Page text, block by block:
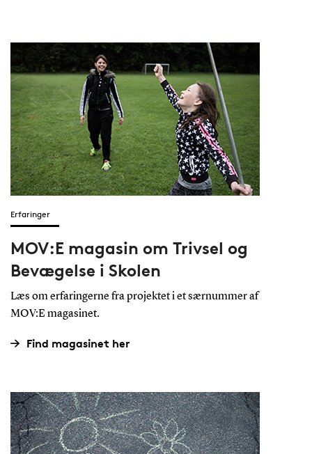
Erfaringer
MOV:E magasin om Trivsel og
Bevægelse i Skolen
Læs om erfaringerne fra projektet i et særnummer af
MOV:E magasinet.
Find magasinet her